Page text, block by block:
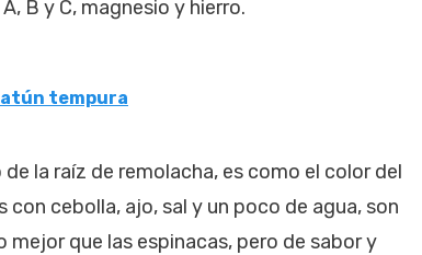
B y C, magnesio y hierro.
atún tempura
la raíz de remolacha, es como el color del
cebolla, ajo, sal y un poco de agua, son
mejor que las espinacas, pero de sabor y